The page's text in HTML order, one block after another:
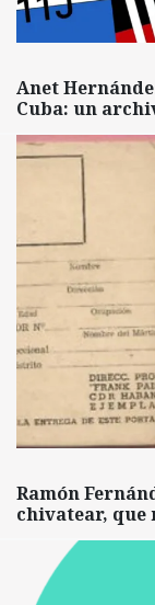
Anet
Cuba: un
Ramón
chivatear, que